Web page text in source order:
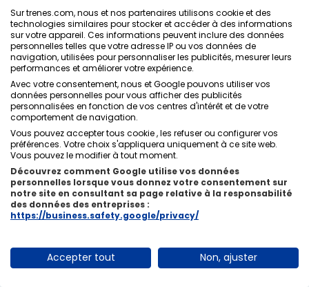
à moins de28 €, ce qui rend le voyage entre ces deux
villes abordable et attrayant.
Si vous voulezréserver des billets low costpour aller
d'Alicante à Barcelone en train à grande vitesse, vous
devrez agir rapidement, car les billets les moins chers
sont les premiers à être réservés. Anticipez et profitez
de l'ouverture des ventes, des offres et des
réductionsdes opérateurs ferroviaires ou achetez
votre billet le plus tôt possible.
Enfin, il convient de mentionner que, malgré le prix
réduit, ces trains offrent une sélection complète de
services à bord, tels que leWi-Fi, des prises
pliante et un portail de divertissement pour que le
Sur trenes.com, nous et nos partenaires utilisons cookie et des
technologies similaires pour stocker et accéder à des informations
sur votre appareil. Ces informations peuvent inclure des données
personnelles telles que votre adresse IP ou vos données de
navigation, utilisées pour personnaliser les publicités, mesurer leurs
performances et améliorer votre expérience.
Avec votre consentement, nous et Google pouvons utiliser vos
données personnelles pour vous afficher des publicités
personnalisées en fonction de vos centres d'intérêt et de votre
comportement de navigation.
Vous pouvez accepter tous cookie , les refuser ou configurer vos
préférences. Votre choix s'appliquera uniquement à ce site web.
Vous pouvez le modifier à tout moment.
Découvrez comment Google utilise vos données
personnelles lorsque vous donnez votre consentement sur
notre site en consultant sa page relative à la responsabilité
des données des entreprises :
https://business.safety.google/privacy/
Accepter tout Non, ajuster